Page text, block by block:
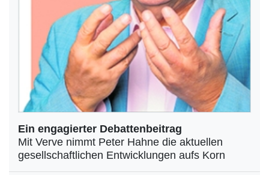
Ein engagierter Debattenbeitrag
Mit Verve nimmt Peter Hahne die aktuellen
gesellschaftlichen Entwicklungen aufs Korn